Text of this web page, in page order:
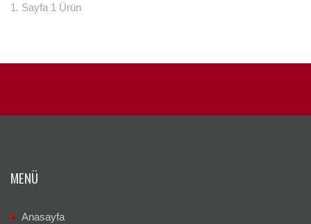
1. Sayfa 1 Ürün
MENÜ
Anasayfa